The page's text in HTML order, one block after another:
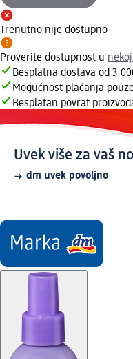
Trenutno nije dostupno
Proverite dostupnost u
Besplatna dostava od
Mogućnost plaćanja
Besplatan povrat
Uvek više za vaš
dm uvek povoljno